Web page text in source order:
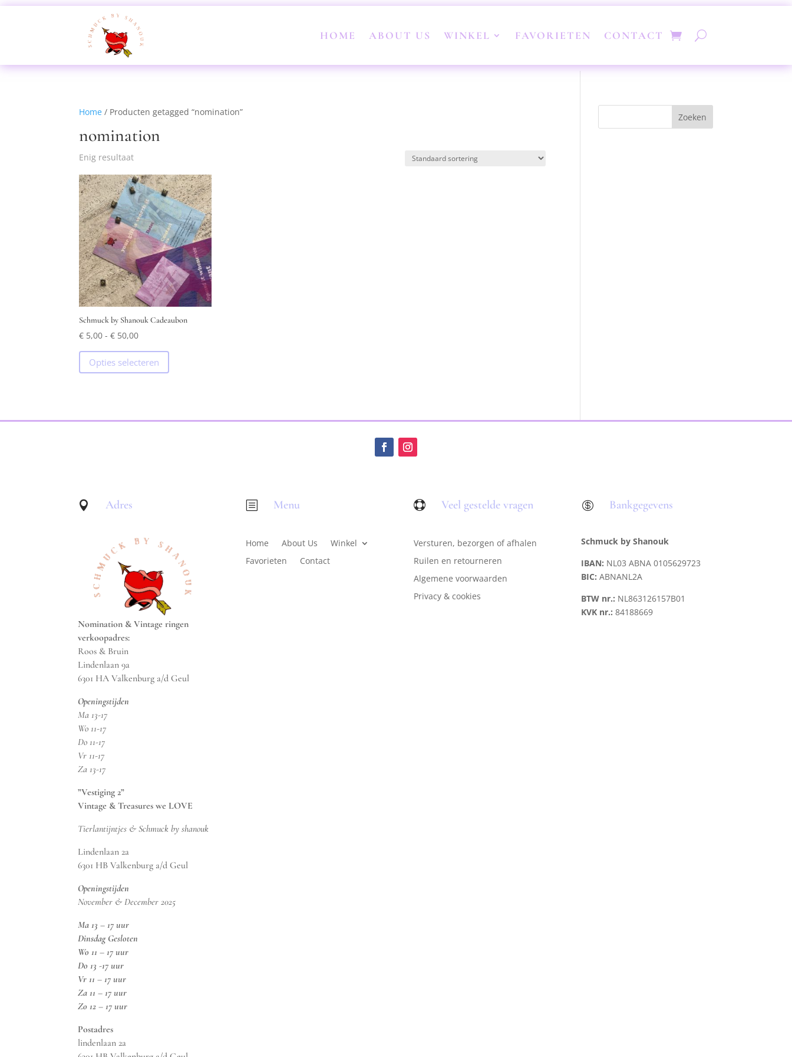
HOME ABOUT US WINKEL FAVORIETEN CONTACT
Home / Producten getagged “nomination”
nomination
Enig resultaat
Schmuck by Shanouk Cadeaubon
€ 5,00 - € 50,00Prijsklasse:
€ 5,00
tot
€ 50,00
Opties selecteren
heeft
 Adres
Nomination & Vintage ringen
verkoopadres:
Roos & Bruin
Lindenlaan 9a
6301 HA Valkenburg a/d Geul
Openingstijden
Ma 13-17
Wo 11-17
Do 11-17
Vr 11-17
Za 13-17
”Vestiging 2”
Vintage & Treasures we LOVE
Tierlantijntjes & Schmuck by shanouk
Lindenlaan 2a
6301 HB Valkenburg a/d Geul
Openingstijden
November & December 2025
Ma 13 – 17 uur
Dinsdag Gesloten
Wo 11 – 17 uur
Do 13 -17 uur
Vr 11 – 17 uur
Za 11 – 17 uur
Zo 12 – 17 uur
Postadres
lindenlaan 2a
b Menu
Home About Us
Winkel
Favorieten
Contact
 Veel gestelde vragen
Versturen, bezorgen of afhalen
Ruilen en retourneren
Algemene voorwaarden
Privacy & cookies
 Bankgegevens
Schmuck by Shanouk
IBAN: NL03 ABNA 0105629723
BIC: ABNANL2A
BTW nr.: NL863126157B01
KVK nr.:84188669